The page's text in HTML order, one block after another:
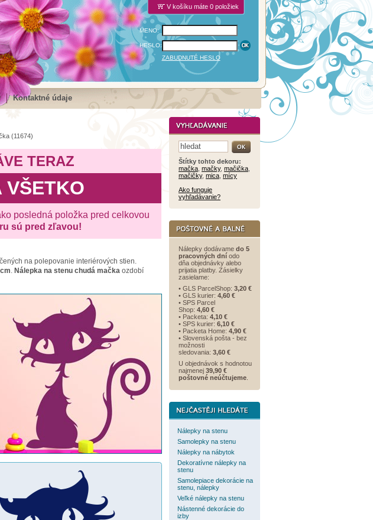
V košíku máte 0 položiek
MENO:
HESLO:
ZABUDNUTÉ HESLO
Kontaktné údaje
(11674)
TERAZ
VŠETKO
posledná položka pred celkovou
sú pred zľavou!
na polepovanie interiérových stien.
. Nálepka na stenu chudá mačka ozdobí
Štítky tohto dekoru:
mačka mačky, mačička
mačičky, mica mícy
Ako funguje
vyhľadávanie?
Nálepky dodávame do 5
pracovných dní odo
dňa objednávky alebo
prijatia platby. Zásielky
zasielame:
• GLS ParcelShop: 3,20 €
• GLS kurier: 4,60 €
• SPS Parcel
Shop: 4,60 €
• Packeta: 4,10 €
• SPS kurier: 6,10 €
• Packeta Home: 4,90 €
• Slovenská pošta - bez
možnosti
sledovania: 3,60 €
U objednávok s hodnotou
najmenej 39,90 €
poštovné neúčtujeme
Nálepky na stenu
Samolepky na stenu
Nálepky na nábytok
Dekoratívne nálepky na
stenu
Samolepiace dekorácie na
stenu, nálepky
Veľké nálepky na stenu
Nástenné dekorácie do
izby